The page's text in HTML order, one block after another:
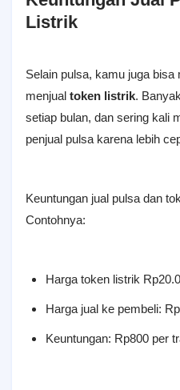
Listrik
Selain pulsa, kamu juga
menjual token listrik.
setiap bulan, dan sering kali
penjual pulsa karena lebih
Keuntungan jual pulsa dan
Contohnya:
Harga token listrik
Harga jual ke pembeli:
Keuntungan: Rp800 per